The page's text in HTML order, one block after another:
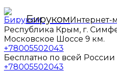
БирукомИнтернет-
Республика Крым, г.
Московское Шоссе 9 км.
+78005502043
Бесплатно по всей России
+78005502043